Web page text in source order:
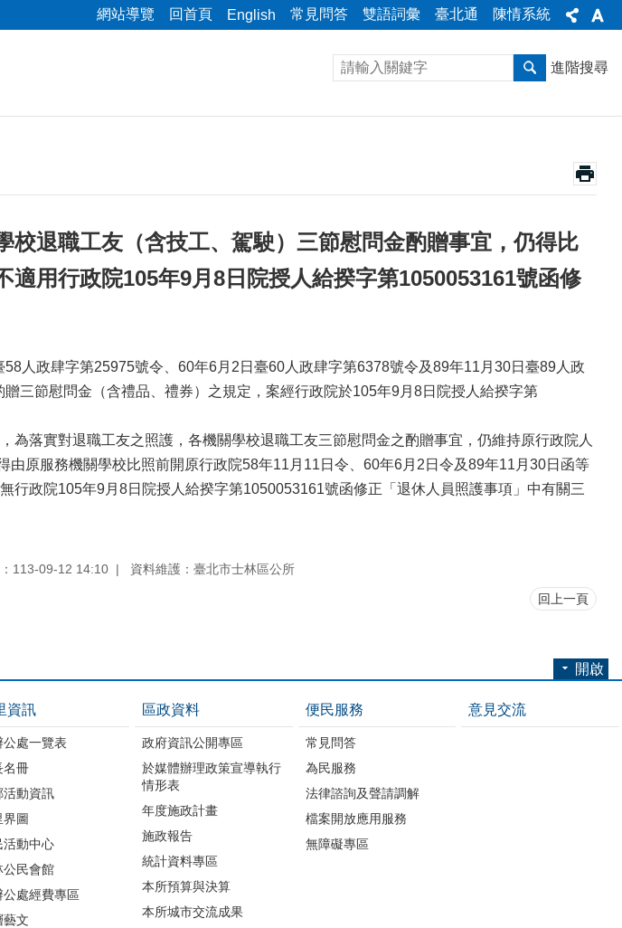
網站導覽 回首頁 English 常見問答 雙語詞彙 臺北通 陳情系統
進階搜尋
校退職工友（含技工、駕駛）三節慰問金酌贈事宜，仍得比
適用行政院105年9月8日院授人給揆字第1050053161號函修
人政肆字第25975號令、60年6月2日臺60人政肆字第6378號令及89年11月30日臺89人政
三節慰問金（含禮品、禮券）之規定，案經行政院於105年9月8日院授人給揆字第
為落實對退職工友之照護，各機關學校退職工友三節慰問金之酌贈事宜，仍維持原行政院人
原服務機關學校比照前開原行政院58年11月11日令、60年6月2日令及89年11月30日函等
行政院105年9月8日院授人給揆字第1050053161號函修正「退休人員照護事項」中有關三
113-09-12 14:10 資料維護：臺北市士林區公所
回上一頁
開啟
資訊
公處一覽表
名冊
活動資訊
界圖
活動中心
公民會館
公處經費專區
藝文
區政資料
政府資訊公開專區
於媒體辦理政策宣導執行
情形表
年度施政計畫
施政報告
統計資料專區
本所預算與決算
本所城市交流成果
便民服務
常見問答
為民服務
法律諮詢及聲請調解
檔案開放應用服務
無障礙專區
意見交流